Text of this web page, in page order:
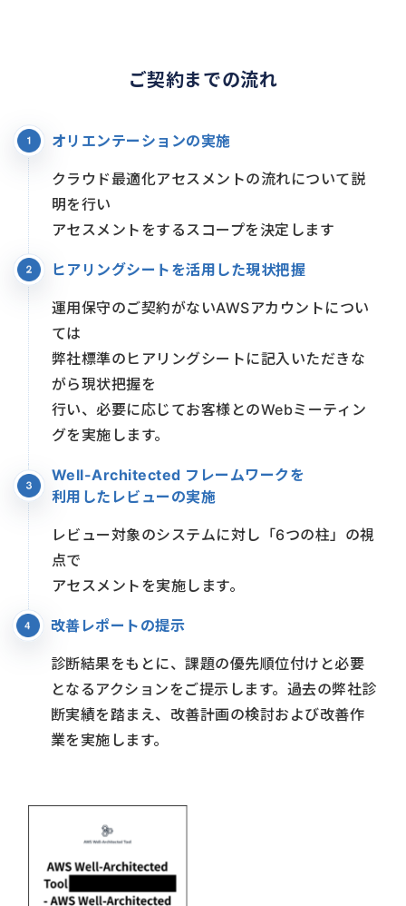
ご契約までの流れ
オリエンテーションの実施
クラウド最適化アセスメントの流れについて説
明を行い
アセスメントをするスコープを決定します
ヒアリングシートを活用した現状把握
運用保守のご契約がないAWSアカウントについ
ては
弊社標準のヒアリングシートに記入いただきな
がら現状把握を
行い、必要に応じてお客様とのWebミーティン
グを実施します。
Well-Architected フレームワークを
利用したレビューの実施
レビュー対象のシステムに対し「6つの柱」の視
点で
アセスメントを実施します。
改善レポートの提示
診断結果をもとに、課題の優先順位付けと必要
となるアクションをご提示します。過去の弊社診
断実績を踏まえ、改善計画の検討および改善作
業を実施します。